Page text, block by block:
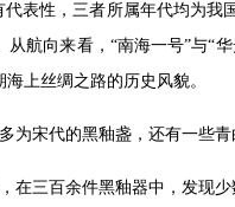
代表性，三者所属年代均为
航向来看，“南海一号”与“
上丝绸之路的历史风貌。
为宋代的黑釉盏，还有一些青
在三百余件黑釉器中，发现少